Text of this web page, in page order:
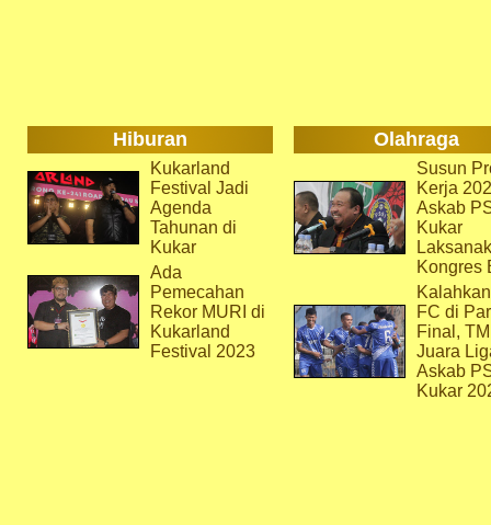
Hiburan Olahraga
Kukarland
Festival Jadi
Agenda
Tahunan di
Kukar
Ada
Pemecahan
Rekor MURI di
Kukarland
Festival 2023
Susun
Kerja
Askab
Kukar
Kongres
FC di
Final,
Juara
Askab
Kukar